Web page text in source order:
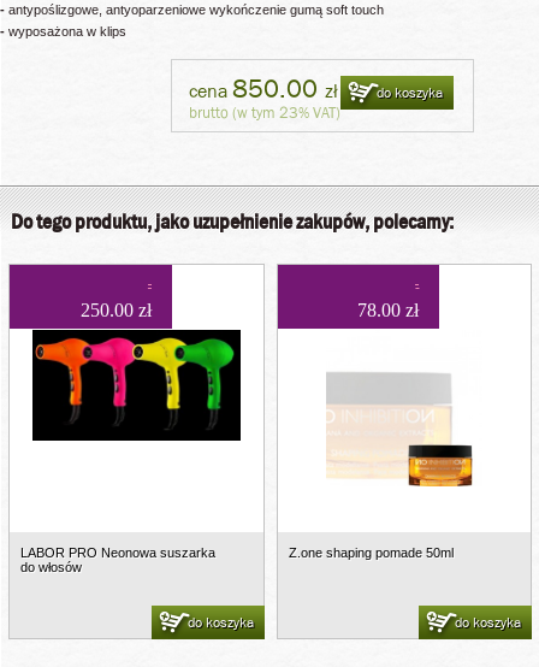
- antypoślizgowe, antyoparzeniowe wykończenie gumą soft touch
- wyposażona w klips
cena850.00 zł
brutto (w tym 23% VAT)
do koszyka
Do tego produktu, jako uzupełnienie zakupów, polecamy:
250.00 zł
LABOR PRO Neonowa suszarka
do włosów
do koszyka
78.00 zł
Z.one shaping pomade 50ml
do koszyka